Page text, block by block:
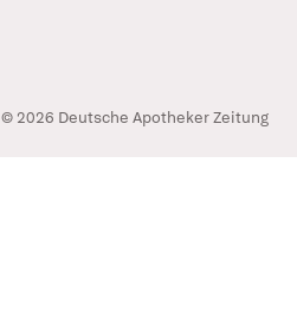
© 2026 Deutsche Apotheker Zeitung